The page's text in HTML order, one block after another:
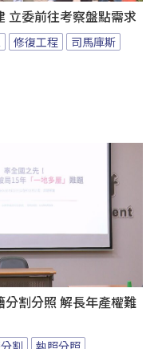
立委前往考察盤點需求
修復工程
司馬庫斯
分割分照 解長年產權難